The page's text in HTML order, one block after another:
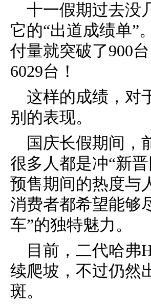
十一假期过去没
它的“出道成绩单”
付量就突破了900
6029台！
这样的成绩，对
别的表现。
国庆长假期间，
很多人都是冲“新
预售期间的热度与
消费者都希望能够
车”的独特魅力。
目前，二代哈弗
续爬坡，不过仍然
斑。